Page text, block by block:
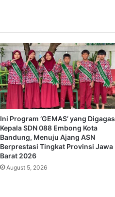
Ini Program ‘GEMAS’ yang Digagas
Kepala SDN 088 Embong Kota
Bandung, Menuju Ajang ASN
Berprestasi Tingkat Provinsi Jawa
Barat 2026
August 5, 2026